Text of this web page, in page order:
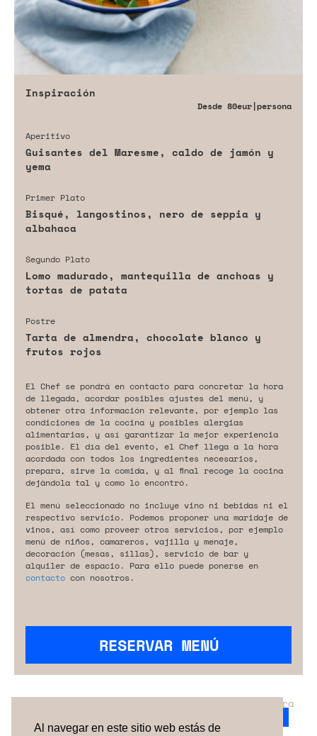
Al navegar en este sitio web estás de
Inspiración
Desde 80eur|persona
Aperitivo
Guisantes del Maresme, caldo de jamón y
yema
Primer Plato
Bisqué, langostinos, nero de seppia y
albahaca
Segundo Plato
Lomo madurado, mantequilla de anchoas y
tortas de patata
Postre
Tarta de almendra, chocolate blanco y
frutos rojos
El Chef se pondrá en contacto para concretar la hora
de llegada, acordar posibles ajustes del menú, y
obtener otra información relevante, por ejemplo las
condiciones de la cocina y posibles alergias
alimentarias, y así garantizar la mejor experiencia
posible. El día del evento, el Chef llega a la hora
acordada con todos los ingredientes necesarios,
prepara, sirve la comida, y al final recoge la cocina
dejándola tal y como lo encontró.
El menú seleccionado no incluye vino ni bebidas ni el
respectivo servicio. Podemos proponer una maridaje de
vinos, así como proveer otros servicios, por ejemplo
menú de niños, camareros, vajilla y menaje,
decoración (mesas, sillas), servicio de bar y
alquiler de espacio. Para ello puede ponerse en
contacto con nosotros.
RESERVAR MENÚ
¿No has encontrado el servicio perfecto para